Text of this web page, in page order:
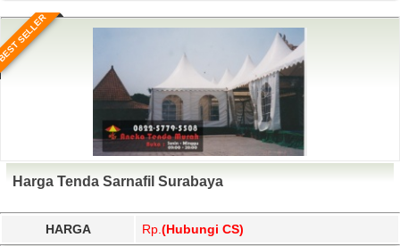
SELLER
Harga Tenda Sarnafil Surabaya
HARGA Rp. (Hubungi CS)